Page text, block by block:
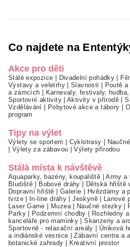
Co najdete na
Akce pro děti
Stálé expozice Divadelní pohádky
Výstavy a veletrhy|Slavnosti Poutě
a zámcích
Karnevaly, festivaly,
Sportovní aktivity|Aktivity v přírodě |
Vzdělávání
Pobytové akce a tábory
program
Tipy na výlet
Výlety se sportem Cyklotrasy
Výlety za zábavou |Výlety přírodou
Stálá místa k návštěvě
Aquaparky, bazény, koupaliště |Army a
Bludiště
Bobové dráhy Dětská hřiště
Dopravní hřiště
Galerie Hvězdárny a
tvrze| In-line dráhy |Jeskyně| Lanové
Laser Game
Muzea| Naučné stezky
Parky| Podzemní chodby Rozhledny
kanceláře pro maminky |Skanzeny a
Sportovně - relaxační areály
Úniková
a indiánské vesnice |Zábavní centra a
botanické zahrady
Kreativní prostor